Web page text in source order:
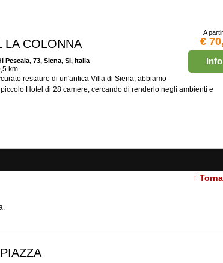
A
€
Info
LA COLONNA
Pescaia, 73, Siena, SI, Italia
km
restauro di un'antica Villa di Siena, abbiamo
Hotel di 28 camere, cercando di renderlo negli ambienti e
↑